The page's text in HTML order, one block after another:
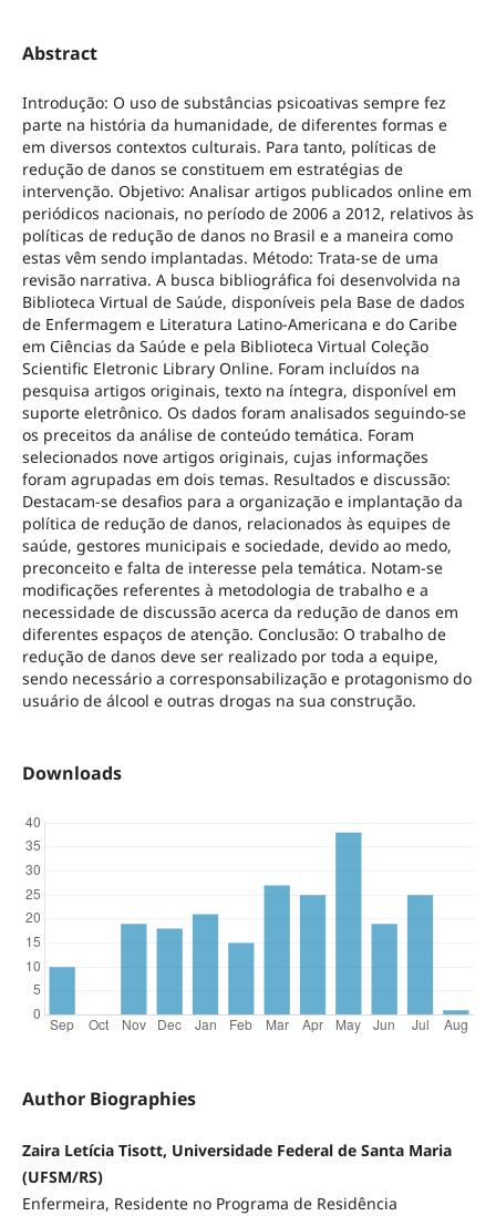
Abstract
Introdução: O uso de substâncias psicoativas sempre fez
parte na história da humanidade, de diferentes formas e
em diversos contextos culturais. Para tanto, políticas de
redução de danos se constituem em estratégias de
intervenção. Objetivo: Analisar artigos publicados online em
periódicos nacionais, no período de 2006 a 2012, relativos às
políticas de redução de danos no Brasil e a maneira como
estas vêm sendo implantadas. Método: Trata-se de uma
revisão narrativa. A busca bibliográfica foi desenvolvida na
Biblioteca Virtual de Saúde, disponíveis pela Base de dados
de Enfermagem e Literatura Latino-Americana e do Caribe
em Ciências da Saúde e pela Biblioteca Virtual Coleção
Scientific Eletronic Library Online. Foram incluídos na
pesquisa artigos originais, texto na íntegra, disponível em
suporte eletrônico. Os dados foram analisados seguindo-se
os preceitos da análise de conteúdo temática. Foram
selecionados nove artigos originais, cujas informações
foram agrupadas em dois temas. Resultados e discussão:
Destacam-se desafios para a organização e implantação da
política de redução de danos, relacionados às equipes de
saúde, gestores municipais e sociedade, devido ao medo,
preconceito e falta de interesse pela temática. Notam-se
modificações referentes à metodologia de trabalho e a
necessidade de discussão acerca da redução de danos em
diferentes espaços de atenção. Conclusão: O trabalho de
redução de danos deve ser realizado por toda a equipe,
sendo necessário a corresponsabilização e protagonismo do
usuário de álcool e outras drogas na sua construção.
Downloads
Author Biographies
Zaira Letícia Tisott, Universidade Federal de Santa Maria
(UFSM/RS)
Enfermeira, Residente no Programa de Residência